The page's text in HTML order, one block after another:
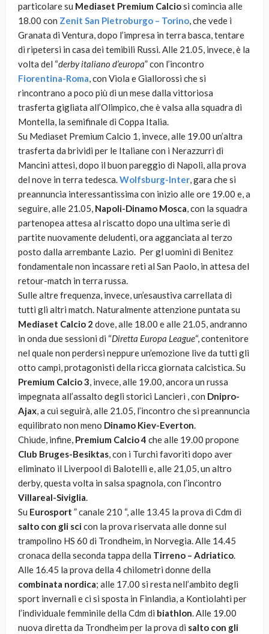
particolare su Mediaset Premium Calciosi comincia alle
18.00 con Zenit San Pietroburgo – Torino, che vede i
Granata di Ventura, dopo l’impresa in terra basca, tentare
di ripetersi in casa dei temibili Russi. Alle 21.05, invece, è la
volta del “derby italiano d’europa” con l’incontro
Fiorentina-Roma, con Viola e Giallorossi che si
rincontrano a poco più di un mese dalla vittoriosa
trasferta gigliata all’Olimpico, che è valsa alla squadra di
Montella, la semifinale di Coppa Italia.
Su Mediaset Premium Calcio 1, invece, alle 19.00 un’altra
trasferta da brividi per le Italiane con i Nerazzurri di
Mancini attesi, dopo il buon pareggio di Napoli, alla prova
del nove in terra tedesca.Wolfsburg-Inter, gara che si
preannuncia interessantissima con inizio alle ore 19.00 e, a
seguire, alle 21.05, Napoli-Dinamo Mosca, con la squadra
partenopea attesa al riscatto dopo una ultima serie di
partite nuovamente deludenti, ora agganciata al terzo
posto dalla arrembante Lazio. Per gl uomini di Benitez
fondamentale non incassare reti al San Paolo, in attesa del
retour-match in terra russa.
Sulle altre frequenza, invece, un’esaustiva carrellata di
tutti gli altri match. Naturalmente attenzione puntata su
Mediaset Calcio 2 dove, alle 18.00 e alle 21.05, andranno
in onda due sessioni di “Diretta Europa League“, contenitore
nel quale non perdersi neppure un’emozione live da tutti gli
otto campi, protagonisti della ricca giornata calcistica. Su
Premium Calcio 3, invece, alle 19.00, ancora un russa
impegnata all’assalto degli storici Lancieri , con Dnipro-
Ajax, a cui seguirà, alle 21.05, l’incontro che si preannuncia
equilibrato non meno Dinamo Kiev-Everton.
Chiude, infine, Premium Calcio 4 che alle 19.00 propone
Club Bruges-Besiktas, con i Turchi favoriti dopo aver
eliminato il Liverpool di Balotelli e, alle 21,05, un altro
derby, questa volta in salsa spagnola, con l’incontro
Villareal-Siviglia.
Su Eurosport ” canale 210 “, alle 13.45 la prova di Cdm di
salto con gli scicon la prova riservata alle donne sul
trampolino HS 60 di Trondheim, in Norvegia. Alle 14.45
cronaca della seconda tappa della Tirreno – Adriatico.
Alle 16.45 la prova della 4 chilometri donne della
combinata nordica; alle 17.00 si resta nell’ambito degli
sport invernali e ci si sposta in Finlandia, a Kontiolahti per
l’individuale femminile della Cdm di biathlon. Alle 19.00
nuova diretta da Trondheim per la prova di salto con gli